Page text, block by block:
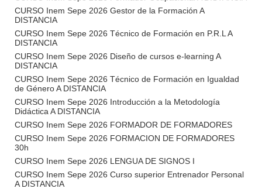
CURSO Inem Sepe 2026 Gestor de la Formación A
DISTANCIA
CURSO Inem Sepe 2026 Técnico de Formación en P.R.L A
DISTANCIA
CURSO Inem Sepe 2026 Diseño de cursos e-learning A
DISTANCIA
CURSO Inem Sepe 2026 Técnico de Formación en Igualdad
de Género A DISTANCIA
CURSO Inem Sepe 2026 Introducción a la Metodología
Didáctica A DISTANCIA
CURSO Inem Sepe 2026 FORMADOR DE FORMADORES
CURSO Inem Sepe 2026 FORMACION DE FORMADORES
30h
CURSO Inem Sepe 2026 LENGUA DE SIGNOS I
CURSO Inem Sepe 2026 Curso superior Entrenador Personal
A DISTANCIA